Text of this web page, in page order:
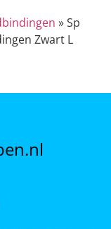
»Sp
Zwart L